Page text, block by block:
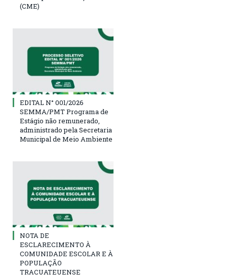
(CME)
EDITAL N° 001/2026
SEMMA/PMT Programa de
Estágio não remunerado,
administrado pela Secretaria
Municipal de Meio Ambiente
NOTA DE
ESCLARECIMENTO À
COMUNIDADE ESCOLAR E À
POPULAÇÃO
TRACUATEUENSE